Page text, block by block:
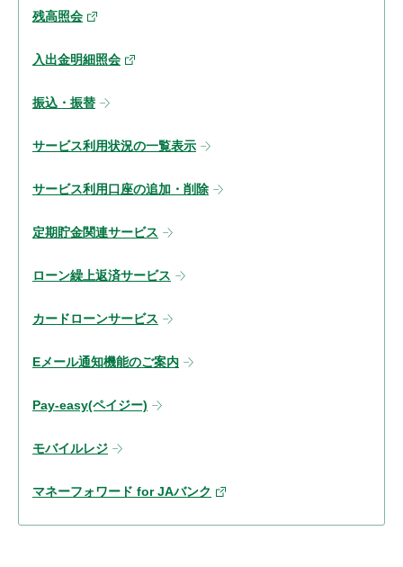
残高照会
入出金明細照会
振込・振替
サービス利用状況の一覧表示
サービス利用口座の追加・削除
定期貯金関連サービス
ローン繰上返済サービス
カードローンサービス
Eメール通知機能のご案内
Pay-easy(ペイジー)
モバイルレジ
マネーフォワード for JAバンク